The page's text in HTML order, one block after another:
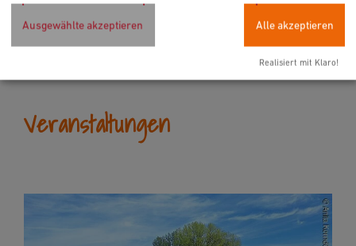
Veranstaltungen
Ausgewählte akzeptieren Alle akzeptieren
Realisiert mit Klaro!